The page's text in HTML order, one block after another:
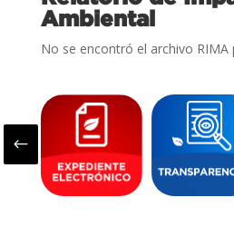
Ambiental
No se encontró el archivo RIMA
#